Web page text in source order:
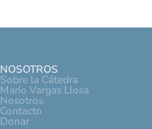
NOSOTROS
Sobre la Cátedra
Mario Vargas Llosa
Nosotros
Contacto
Donar